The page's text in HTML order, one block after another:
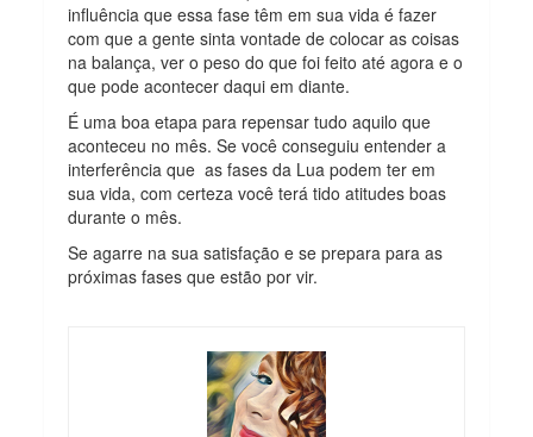
influência que essa fase têm em sua vida é fazer
com que a gente sinta vontade de colocar as coisas
na balança, ver o peso do que foi feito até agora e o
que pode acontecer daqui em diante.
É uma boa etapa para repensar tudo aquilo que
aconteceu no mês. Se você conseguiu entender a
interferência que as fases da Lua podem ter em
sua vida, com certeza você terá tido atitudes boas
durante o mês.
Se agarre na sua satisfação e se prepara para as
próximas fases que estão por vir.